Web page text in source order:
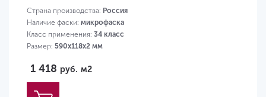
Страна производства: Россия
Наличие фаски: микрофаска
Класс применения: 34 класс
Размер: 590х118х2 мм
1 418 руб. м2